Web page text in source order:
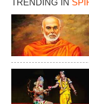
മത്സരത്തിനിടെ
ട്രാക്കിന്
നായകൾ.